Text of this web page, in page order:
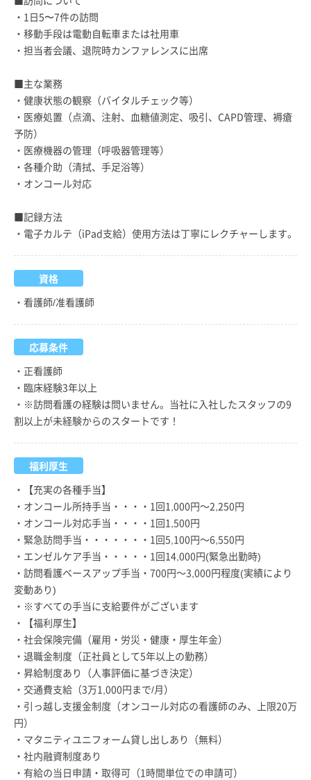
・1日5〜7件の訪問
・移動手段は電動自転車または社用車
・担当者会議、退院時カンファレンスに出席
■主な業務
・健康状態の観察（バイタルチェック等）
・医療処置（点滴、注射、血糖値測定、吸引、CAPD管理、褥瘡
予防）
・医療機器の管理（呼吸器管理等）
・各種介助（清拭、手足浴等）
・オンコール対応
■記録方法
・電子カルテ（iPad支給）使用方法は丁寧にレクチャーします。
資格
・看護師/准看護師
応募条件
・正看護師
・臨床経験3年以上
・※訪問看護の経験は問いません。当社に入社したスタッフの9
割以上が未経験からのスタートです！
福利厚生
・【充実の各種手当】
・オンコール所持手当・・・・1回1,000円～2,250円
・オンコール対応手当・・・・1回1,500円
・緊急訪問手当・・・・・・・1回5,100円～6,550円
・エンゼルケア手当・・・・・1回14,000円(緊急出勤時)
・訪問看護ベースアップ手当・700円～3,000円程度(実績により
変動あり)
・※すべての手当に支給要件がございます
・【福利厚生】
・社会保険完備（雇用・労災・健康・厚生年金）
・退職金制度（正社員として5年以上の勤務）
・昇給制度あり（人事評価に基づき決定）
・交通費支給（3万1,000円まで/月）
・引っ越し支援金制度（オンコール対応の看護師のみ、上限20万
円）
・マタニティユニフォーム貸し出しあり（無料）
・社内融資制度あり
・有給の当日申請・取得可（1時間単位での申請可）